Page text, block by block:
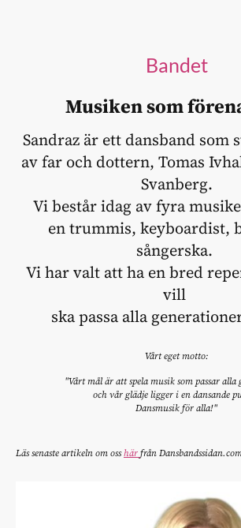
Bandet
Musiken som
Sandraz är ett dansband som
av far och dottern, Tomas
Svanberg.
Vi består idag av fyra
en trummis, keyboardist,
sångerska.
Vi har valt att ha en bred
vill
ska passa alla
Vårt eget motto:
"Vårt mål är att spela musik som passar alla
och vår glädje ligger i en dansande
Dansmusik för alla!"
Läs senaste artikeln om osshärfrån